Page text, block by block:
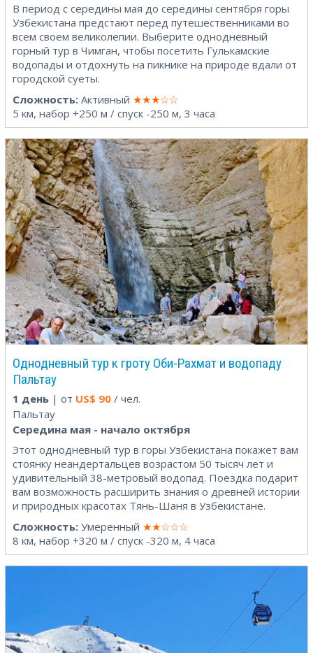
В период с середины мая до середины сентября горы
Узбекистана предстают перед путешественниками во
всем своем великолепии. Выберите однодневный
горный тур в Чимган, чтобы посетить Гулькамские
водопады и отдохнуть на пикнике на природе вдали от
городской суеты.
Сложность: Активный ★★★☆☆
5 км, набор +250 м / спуск -250 м, 3 часа
Однодневный тур к гроту Оби-Рахмат и водопаду
Пальтау
1 день | от US$ 90 / чел.
Пальтау
Середина мая - начало октября
Этот однодневный тур в горы Узбекистана покажет вам
стоянку неандертальцев возрастом 50 тысяч лет и
удивительный 38-метровый водопад. Поездка подарит
вам возможность расширить знания о древней истории
и природных красотах Тянь-Шаня в Узбекистане.
Сложность: Умеренный ★★☆☆☆
8 км, набор +320 м / спуск -320 м, 4 часа